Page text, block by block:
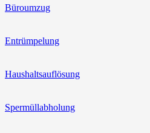
Büroumzug
Entrümpelung
Haushaltsauflösung
Spermüllabholung